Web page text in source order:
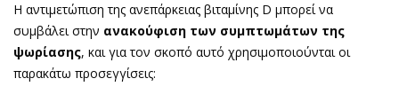
Η αντιμετώπιση της ανεπάρκειας βιταμίνης D μπορεί να
συμβάλει στην ανακούφιση των συμπτωμάτων της
ψωρίασης, και για τον σκοπό αυτό χρησιμοποιούνται οι
παρακάτω προσεγγίσεις: